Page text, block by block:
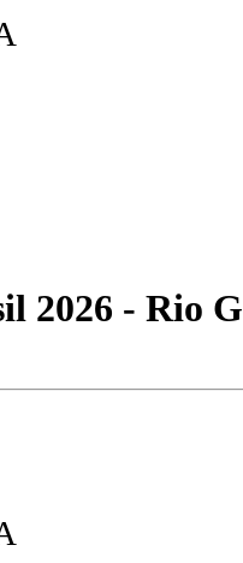
2026 - Rio